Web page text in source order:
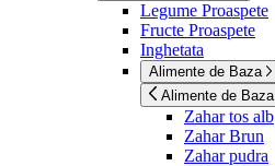
Legume Proaspete
Fructe Proaspete
Inghetata
Alimente de Baza
Alimente de Baza
Zahar tos alb
Zahar Brun
Zahar pudra